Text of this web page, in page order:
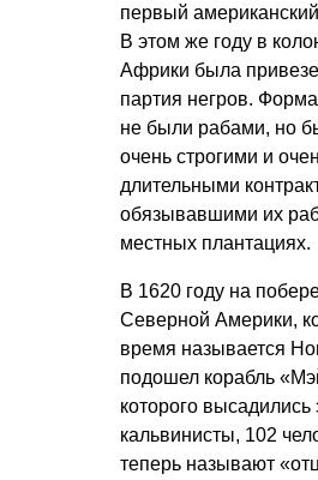
первый
В этом же году в
Африки была
партия негров.
не были рабами, но
очень строгими и
длительными
обязывавшими их
местных плантациях.
В 1620 году на
Северной Америки,
время называется
подошел корабль
которого
кальвинисты, 102
теперь называют